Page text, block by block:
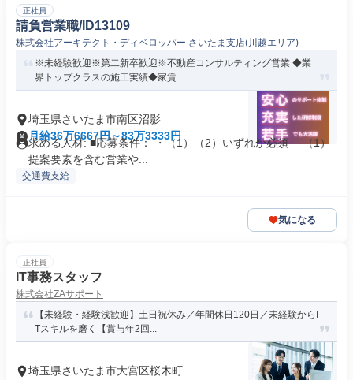
正社員
請負営業職/ID13109
株式会社アーキテクト・ディベロッパー さいたま支店(川越エリア)
※未経験歓迎※第二新卒歓迎※不動産コンサルティング営業 ◆業
界トップクラスの施工実績◆家賃...
埼玉県さいたま市南区沼影
月給36万6667円～83万3333円
求める人材: ■応募条件： ・（1）（2）いずれか必須 （1）
提案要素を含む営業や...
交通費支給
気になる
正社員
IT事務スタッフ
株式会社ZAサポート
【未経験・経験浅歓迎】土日祝休み／年間休日120日／未経験からI
Tスキルを磨く【賞与年2回...
埼玉県さいたま市大宮区桜木町